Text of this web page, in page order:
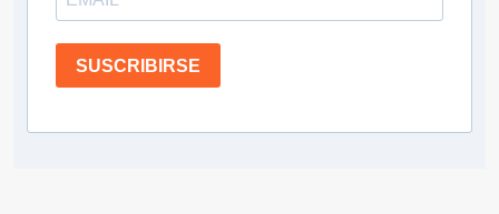
SUSCRIBIRSE